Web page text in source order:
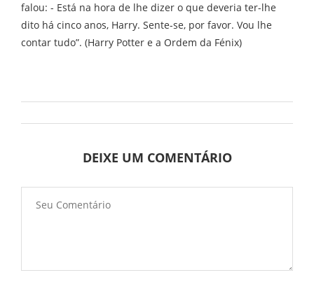
falou: - Está na hora de lhe dizer o que deveria ter-lhe
dito há cinco anos, Harry. Sente-se, por favor. Vou lhe
contar tudo”. (Harry Potter e a Ordem da Fénix)
DEIXE UM COMENTÁRIO